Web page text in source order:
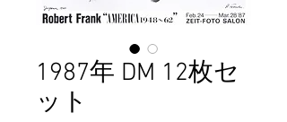
1987年 DM 12枚セ
ット